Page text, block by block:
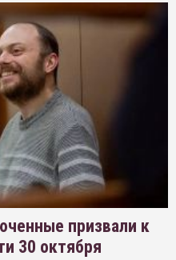
призвали к
30 октября